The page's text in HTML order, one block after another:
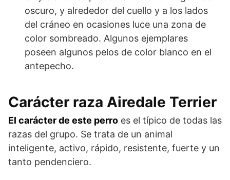
oscuro, y alrededor del cuello y a los lados
del cráneo en ocasiones luce una zona de
color sombreado. Algunos ejemplares
poseen algunos pelos de color blanco en el
antepecho.
Carácter raza Airedale Terrier
El carácter de este perro es el típico de todas las
razas del grupo. Se trata de un animal
inteligente, activo, rápido, resistente, fuerte y un
tanto pendenciero.